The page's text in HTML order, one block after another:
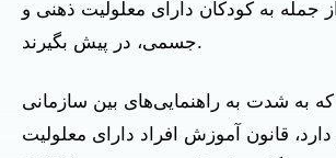
جمله به کودکان دارای معلولیت ذهنی و
جسمی، در پیش بگیرند.
به شدت به راهنمایی‌های بین سازمانی
دارد، قانون آموزش افراد دارای معلولیت